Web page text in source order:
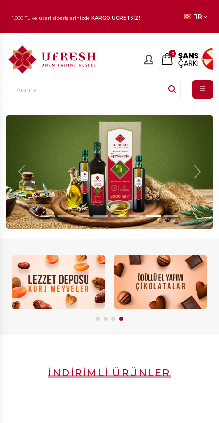
1.000 TL ve üzeri siparişlerinizde KARGO ÜCRETSİZ!
En beğenilen ürünlerdeİNDİRİMfırsatı!
TR
0
Previous Next
İNDIRIMLI ÜRÜNLER